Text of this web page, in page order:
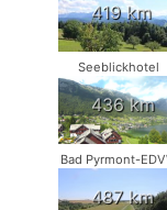
419 km
Seeblickhotel
436 km
Bad Pyrmont-
487 km